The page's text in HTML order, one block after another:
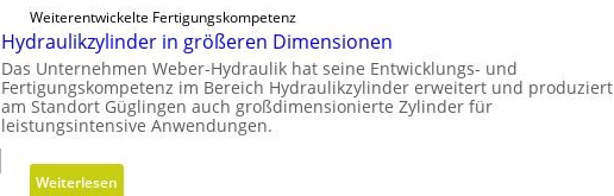
e
d
i
e
n
n
l
o
s
e
r
M
V
O
Weiterentwickelte Fertigungskompetenz
Hydraulikzylinder in größeren Dimensionen
Das Unternehmen Weber-Hydraulik hat seine Entwicklungs- und
Fertigungskompetenz im Bereich Hydraulikzylinder erweitert und produziert
am Standort Güglingen auch großdimensionierte Zylinder für
leistungsintensive Anwendungen.
Weiterlesen: